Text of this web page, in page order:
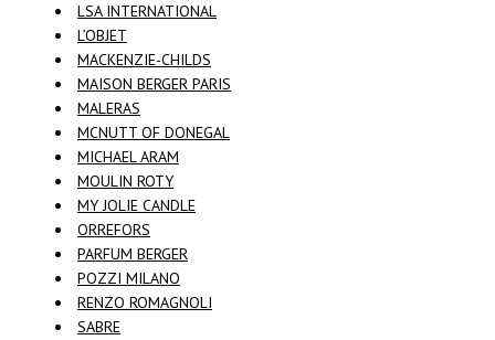
LSA INTERNATIONAL
L’OBJET
MACKENZIE-CHILDS
MAISON BERGER PARIS
MALERAS
MCNUTT OF DONEGAL
MICHAEL ARAM
MOULIN ROTY
MY JOLIE CANDLE
ORREFORS
PARFUM BERGER
POZZI MILANO
RENZO ROMAGNOLI
SABRE